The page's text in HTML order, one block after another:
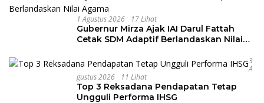
1 Agustus 2026 17 Lihat
Gubernur Mirza Ajak IAI Darul Fattah
Cetak SDM Adaptif Berlandaskan Nilai
3
A
Gustus 2026
11 Lihat
Top 3 Reksadana Pendapatan Tetap
Ungguli Performa IHSG